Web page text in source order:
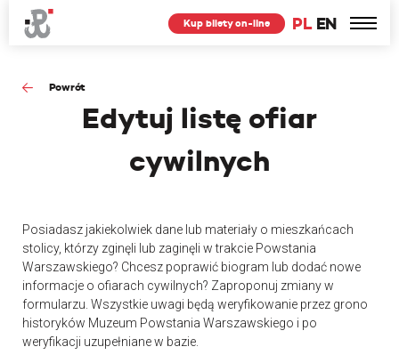
PL EN
Kup bilety on-line
Powrót
Edytuj listę ofiar
cywilnych
Posiadasz jakiekolwiek dane lub materiały o mieszkańcach
stolicy, którzy zginęli lub zaginęli w trakcie Powstania
Warszawskiego? Chcesz poprawić biogram lub dodać nowe
informacje o ofiarach cywilnych? Zaproponuj zmiany w
formularzu. Wszystkie uwagi będą weryfikowanie przez grono
historyków Muzeum Powstania Warszawskiego i po
weryfikacji uzupełniane w bazie.